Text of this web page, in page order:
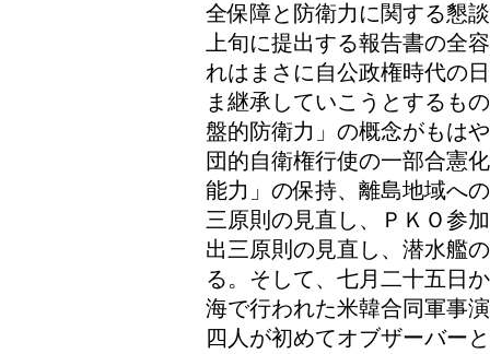
全保障と防衛力に関する懇
上旬に提出する報告書の全
れはまさに自公政権時代の
ま継承していこうとするも
盤的防衛力」の概念がもは
団的自衛権行使の一部合憲
能力」の保持、離島地域へ
三原則の見直し、ＰＫＯ参
出三原則の見直し、潜水艦
る。そして、七月二十五日
海で行われた米韓合同軍事
四人が初めてオブザーバー